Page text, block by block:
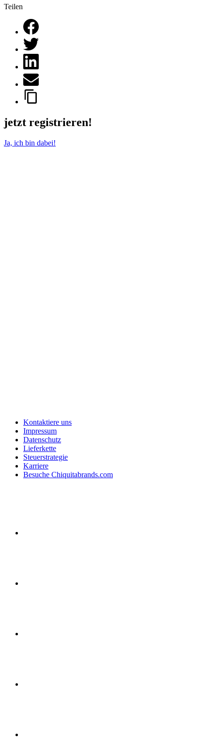
Teilen
jetzt registrieren!
Ja, ich bin dabei!
Kontaktiere uns
Impressum
Datenschutz
Lieferkette
Steuerstrategie
Karriere
Besuche Chiquitabrands.com